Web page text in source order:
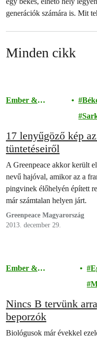
generációk számára is. Mit
Minden cikk
Ember &
17 lenyűgöző kép
tüntetéseiről
A Greenpeace akkor került
nevű hajóval, amikor az a
pingvinek élőhelyén épített
már számtalan helyen járt.
Greenpeace Magyarország
2013. december 29.
Ember &
Nincs B tervünk
beporzók
Biológusok már évekkel